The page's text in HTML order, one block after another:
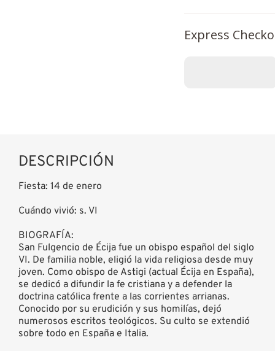
Express
DESCRIPCIÓN
Fiesta: 14 de enero
Cuándo vivió: s. VI
BIOGRAFÍA:
San Fulgencio de Écija fue un obispo español del siglo
VI. De familia noble, eligió la vida religiosa desde muy
joven. Como obispo de Astigi (actual Écija en España),
se dedicó a difundir la fe cristiana y a defender la
doctrina católica frente a las corrientes arrianas.
Conocido por su erudición y sus homilías, dejó
numerosos escritos teológicos. Su culto se extendió
sobre todo en España e Italia.